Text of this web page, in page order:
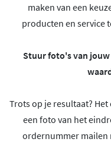
maken van een
producten en service
Stuur foto's van
Trots op je resultaat?
een foto van het
ordernummer mailen